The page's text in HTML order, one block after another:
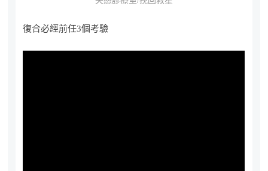
復合必經前任3個考驗